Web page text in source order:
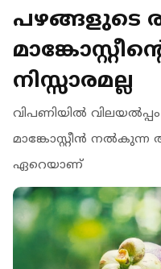
പഴങ്ങളുടെ
നിസ്സാരമല്ല
വിപണിയിൽ
മാങ്കോസ്റ്റീൻ
ഏറെയാണ്